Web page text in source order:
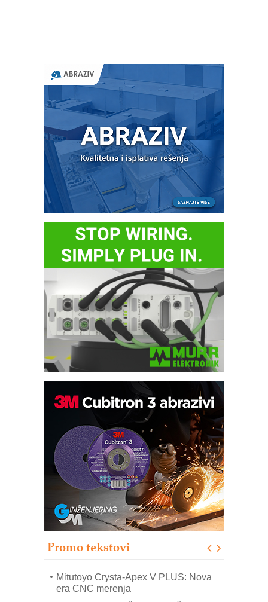
Promo tekstovi
Automatizacija pakovanja · Display
(Shelf-Ready) omotnice
Potpuna efikasnost bez složenih
sistema
Trajna oznaka kao dugoročna korist
Bezbednost na prvom mestu!
IB BLUMENAUER - više od 40 godina
poverenja u industriji
Art Utopia Studio – vizuelne priče
Mitutoyo Crysta-Apex V PLUS: Nova
era CNC merenja